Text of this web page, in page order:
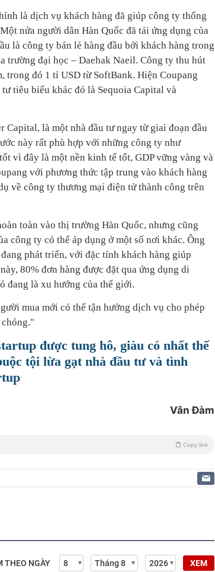
là dịch vụ khách hàng đã giúp công ty thống
nửa người dân Hàn Quốc đã tải ứng dụng của
là công ty bán lẻ hàng đầu bởi khách hàng trong
trường đại học – Daehak Naeil. Công ty thu hút
trong đó 1 tỉ USD từ SoftBank. Hiện Coupang
tiêu biểu khác đó là Sequoia Capital và
Capital, là một nhà đầu tư ngay từ giai đoạn đầu
này rất phù hợp với những công ty như
vì đây là một nền kinh tế tốt, GDP vững vàng và
với phương thức tập trung vào khách hàng
về công ty thương mại điện tử thành công trên
toàn vào thị trường Hàn Quốc, nhưng cũng
công ty có thể áp dụng ở một số nơi khác. Ông
phát triển, với đặc tính khách hàng giúp
80% đơn hàng được đặt qua ứng dụng di
đang là xu hướng của thế giới.
mua mới có thể tận hưởng dịch vụ cho phép
chóng."
được tung hô, giàu có nhất thế
tội lừa gạt nhà đầu tư và tình
Vân Đàm
Copy link
THEO NGÀY XEM